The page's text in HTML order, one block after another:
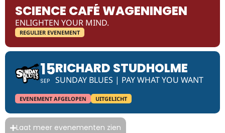
SCIENCE CAFÉ WAGENINGEN
ENLIGHTEN YOUR MIND.
REGULIER EVENEMENT
15
SEP
RICHARD STUDHOLME
SUNDAY BLUES | PAY WHAT YOU WANT
EVENEMENT AFGELOPEN UITGELICHT
Laat meer evenementen zien